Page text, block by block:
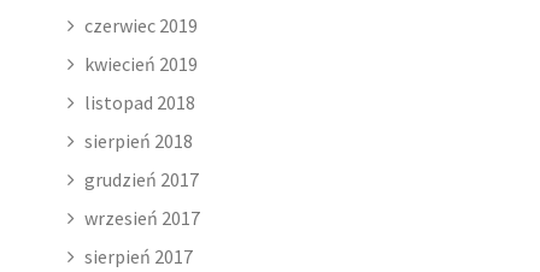
czerwiec 2019
kwiecień 2019
listopad 2018
sierpień 2018
grudzień 2017
wrzesień 2017
sierpień 2017